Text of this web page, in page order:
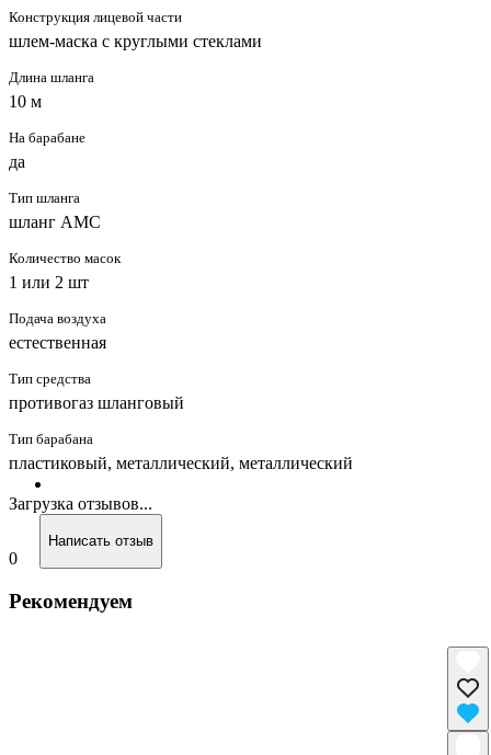
Конструкция лицевой части
шлем-маска с круглыми стеклами
Длина шланга
10 м
На барабане
да
Тип шланга
шланг АМС
Количество масок
1 или 2 шт
Подача воздуха
естественная
Тип средства
противогаз шланговый
Тип барабана
пластиковый, металлический, металлический
Загрузка отзывов...
0
Написать отзыв
Рекомендуем